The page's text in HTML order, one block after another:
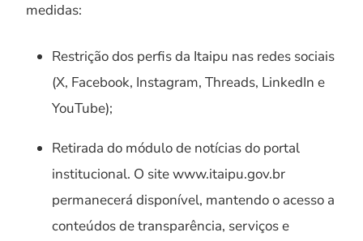
medidas:
Restrição dos perfis da Itaipu nas redes sociais
(X, Facebook, Instagram, Threads, LinkedIn e
YouTube);
Retirada do módulo de notícias do portal
institucional. O site www.itaipu.gov.br
permanecerá disponível, mantendo o acesso a
conteúdos de transparência, serviços e